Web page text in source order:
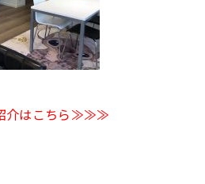
介はこちら≫≫≫